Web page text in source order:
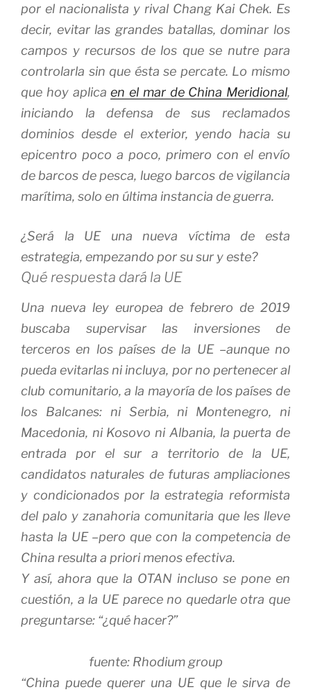
por el nacionalista y rival Chang Kai Chek. Es
decir, evitar las grandes batallas, dominar los
campos y recursos de los que se nutre para
controlarla sin que ésta se percate. Lo mismo
que hoy aplicaen el mar de China Meridional,
iniciando la defensa de sus reclamados
dominios desde el exterior, yendo hacia su
epicentro poco a poco, primero con el envío
de barcos de pesca, luego barcos de vigilancia
marítima, solo en última instancia de guerra.
¿Será la UE una nueva víctima de esta
estrategia, empezando por su sur y este?
Qué respuesta dará la UE
Una nueva ley europea de febrero de 2019
buscaba supervisar las inversiones de
terceros en los países de la UE –aunque no
pueda evitarlas ni incluya, por no pertenecer al
club comunitario, a la mayoría de los países de
los Balcanes: ni Serbia, ni Montenegro, ni
Macedonia, ni Kosovo ni Albania, la puerta de
entrada por el sur a territorio de la UE,
candidatos naturales de futuras ampliaciones
y condicionados por la estrategia reformista
del palo y zanahoria comunitaria que les lleve
hasta la UE –pero que con la competencia de
China resulta a priori menos efectiva.
Y así, ahora que la OTAN incluso se pone en
cuestión, a la UE parece no quedarle otra que
preguntarse: “¿qué hacer?”
fuente: Rhodium group
“China puede querer una UE que le sirva de